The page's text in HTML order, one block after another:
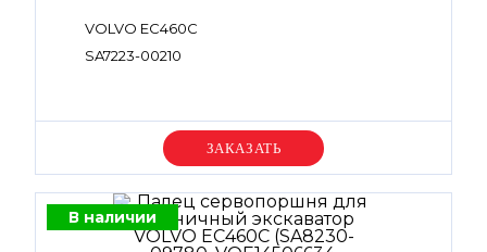
VOLVO EC460C
SA7223-00210
Уточняйте цену
В наличии